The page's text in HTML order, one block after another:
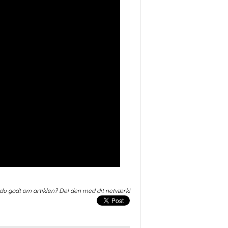
godt om artiklen? Del den med dit netværk!